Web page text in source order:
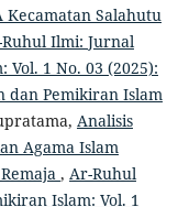
Kecamatan Salahutu
Ilmi: Jurnal
1 No. 03 (2025):
dan Pemikiran Islam
Analisis
Agama Islam
, Ar-Ruhul
Islam: Vol. 1